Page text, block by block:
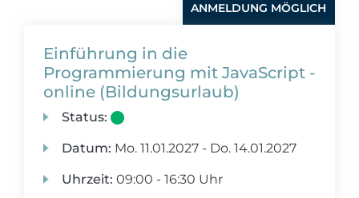
ANMELDUNG MÖGLICH
Einführung in die
Programmierung mit JavaScript -
online (Bildungsurlaub)
Status:
Datum: Mo. 11.01.2027 - Do. 14.01.2027
Uhrzeit: 09:00 - 16:30 Uhr